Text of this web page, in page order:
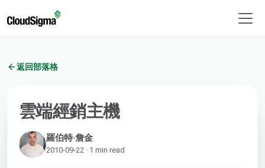
返回部落格
雲端經銷主機
羅伯特·詹金
2010-09-22 · 1 min read